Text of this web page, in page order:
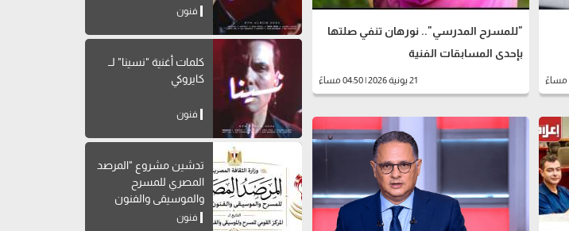
"للمسرح المدرسي".. نورهان تنفي صلتها
بإحدى المسابقات الفنية
21 يونية 2026 | 04:50 مساءً
فنون
كلمات أغنية "نسينا" لــ
كايروكي
فنون
تدشين مشروع "المرصد
المصري للمسرح
والموسيقى والفنون
الشعبية"
فنون